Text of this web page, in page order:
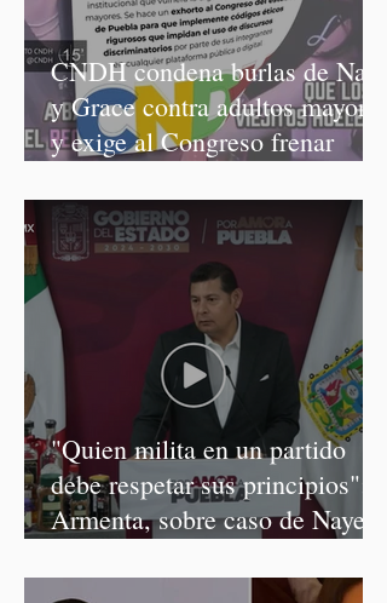
CNDH condena burlas de Nay
y Grace contra adultos mayores
y exige al Congreso frenar
"Quien milita en un partido
debe respetar sus principios":
Armenta, sobre caso de Nayeli